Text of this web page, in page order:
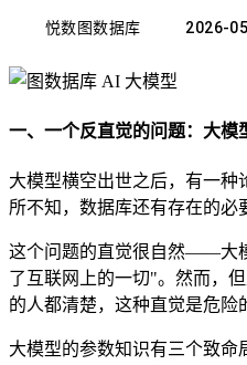
悦数图数据库 2026-
一、一个反直觉的问题：大模
大模型横空出世之后，有一
所不知，数据库还有存在的必
这个问题的直觉很自然——大
了互联网上的一切"。然而，
的人都清楚，这种直觉是危险
大模型的参数知识有三个致命